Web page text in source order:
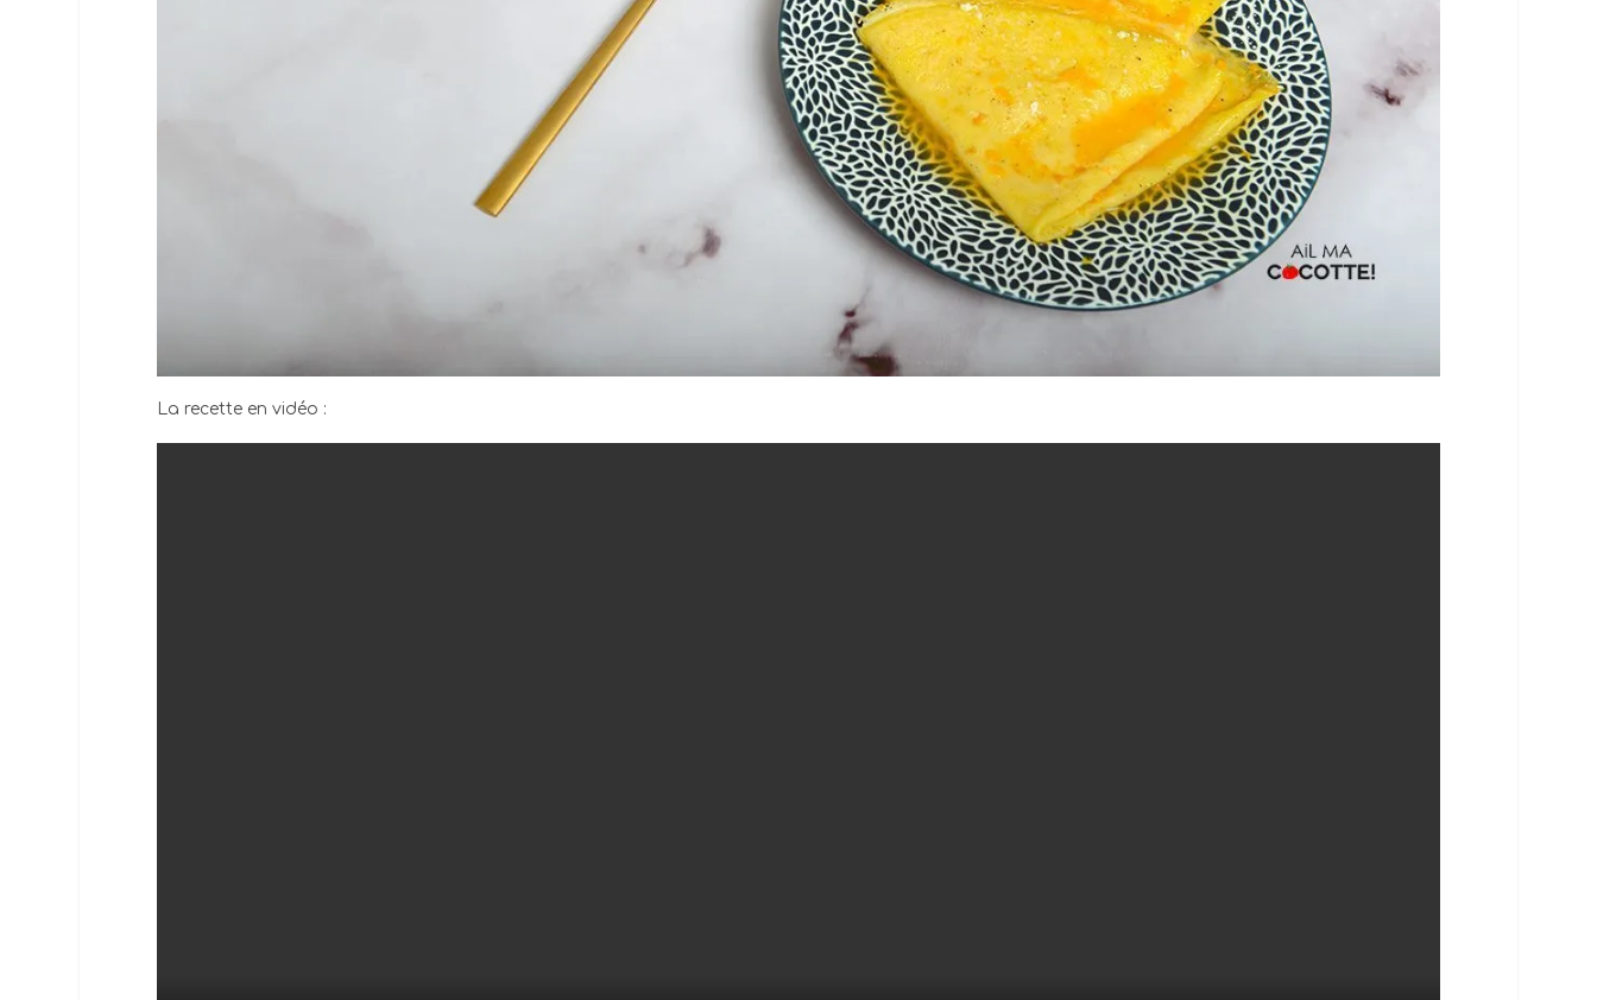
La recette en vidéo :